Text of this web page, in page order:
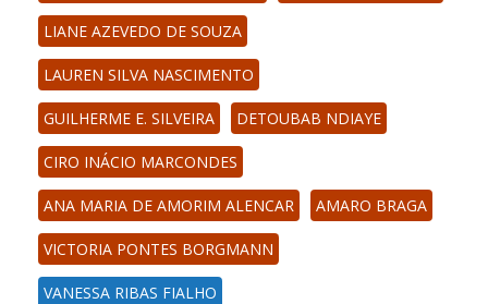
LIANE AZEVEDO DE SOUZA
LAUREN SILVA NASCIMENTO
GUILHERME E. SILVEIRA DETOUBAB NDIAYE
CIRO INÁCIO MARCONDES
ANA MARIA DE AMORIM ALENCAR AMARO BRAGA
VICTORIA PONTES BORGMANN
VANESSA RIBAS FIALHO